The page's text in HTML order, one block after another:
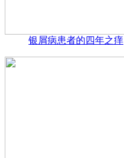
银屑病患者的四年之痒